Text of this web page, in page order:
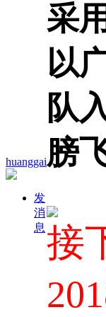
huanggai
发
消
息
采
以
队
膀
接